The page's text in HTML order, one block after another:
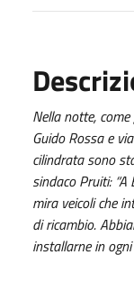
Nella notte,
Guido Rossa e
cilindrata sono
sindaco Pruiti:
mira veicoli che
di ricambio.
installarne in ogni